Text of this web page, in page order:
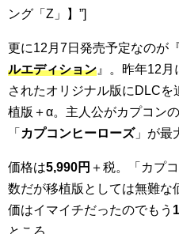
ング「Z」】”]
更に12月7日発売予定なのが
ルエディション 』。昨年12
されたオリジナル版にDLC
植版＋α。主人公がカプコン
「 カプコンヒーローズ」が最
価格は5,990円 ＋税。「カプ
数だが移植版としては無難な
価はイマイチだったのでもう
ところ。